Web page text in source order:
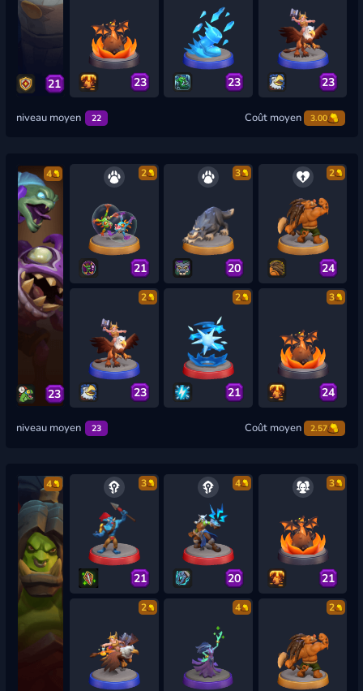
21 23 23 23
niveau moyen 22 Coût moyen 3.00
4
23
2
21
3
20
2
24
2
23
2
21
3
24
niveau moyen 23 Coût moyen 2.57
4 3
21
4
20
3
21
2 4 2